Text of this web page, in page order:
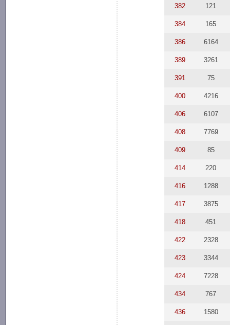
382 121
384 165
386 6164
389 3261
391 75
400 4216
406 6107
408 7769
409 85
414 220
416 1288
417 3875
418 451
422 2328
423 3344
424 7228
434 767
436 1580